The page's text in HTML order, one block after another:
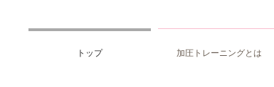
トップ 加圧トレーニングとは